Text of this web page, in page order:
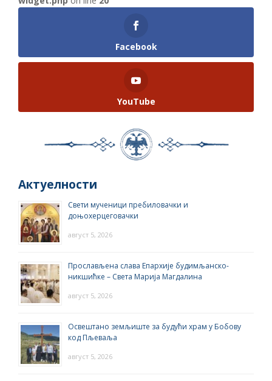
Facebook
YouTube
Актуелности
Свети мученици пребиловачки и
доњохерцеговачки
август 5, 2026
Прослављена слава Епархије будимљанско-
никшићке – Света Марија Магдалина
август 5, 2026
Освештано земљиште за будући храм у Бобову
код Пљеваља
август 5, 2026